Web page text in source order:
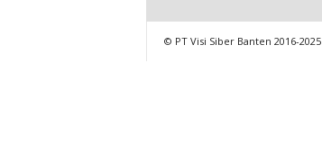
© PT Visi Siber Banten 2016-2025